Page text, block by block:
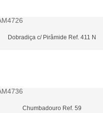
Dobradiça c/ Pirâmide Ref. 411 N
Chumbadouro Ref. 59